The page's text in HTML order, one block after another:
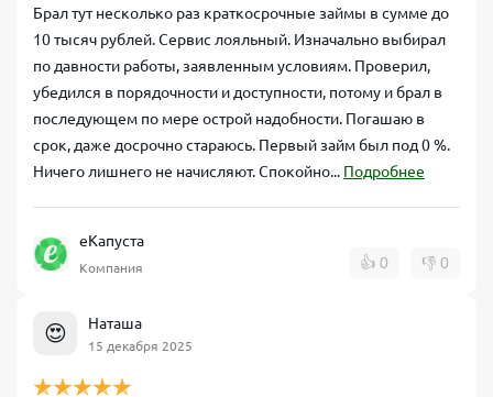
Брал тут несколько раз краткосрочные займы в сумме до
10 тысяч рублей. Сервис лояльный. Изначально выбирал
по давности работы, заявленным условиям. Проверил,
убедился в порядочности и доступности, потому и брал в
последующем по мере острой надобности. Погашаю в
срок, даже досрочно стараюсь. Первый займ был под 0 %.
Ничего лишнего не начисляют. Спокойно... Подробнее
еКапуста
Компания 👍 0 👎 0
😍 Наташа
15 декабря 2025